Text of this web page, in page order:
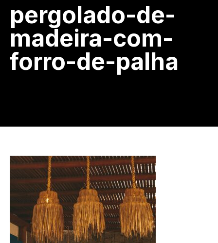
pergolado-de-
madeira-com-
forro-de-palha